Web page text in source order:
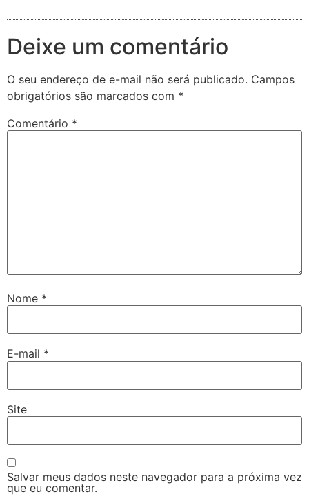
Deixe um comentário
O seu endereço de e-mail não será publicado. Campos
obrigatórios são marcados com *
Comentário *
Nome *
E-mail *
Site
Salvar meus dados neste navegador para a próxima vez
que eu comentar.